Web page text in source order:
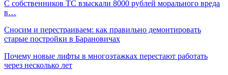
С собственников ТС взыскали 8000 рублей морального вреда
в…
Сносим и перестраиваем: как правильно демонтировать
старые постройки в Барановичах
Почему новые лифты в многоэтажках перестают работать
через несколько лет